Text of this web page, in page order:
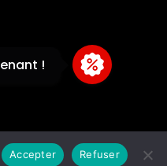
CGV Mentions légales
!
Accepter Refuser